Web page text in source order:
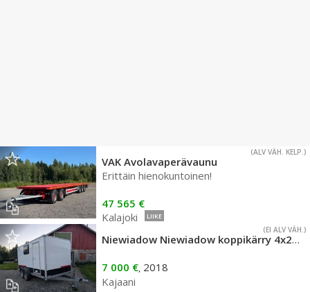
(ALV VÄH. KELP.)
VAK Avolavaperävaunu
Erittäin hienokuntoinen!
47 565 €
Kalajoki
LIIKE
(EI ALV VÄH.)
Niewiadow Niewiadow koppikärry 4x2x1,9 2600kg
7 000 €, 2018
Kajaani